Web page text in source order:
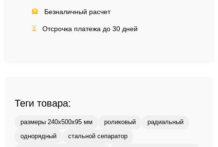
🏦 Безналичный расчет
⏳ Отсрочка платежа до 30 дней
Теги товара:
размеры 240x500x95 мм роликовый радиальный
однорядный стальной сепаратор